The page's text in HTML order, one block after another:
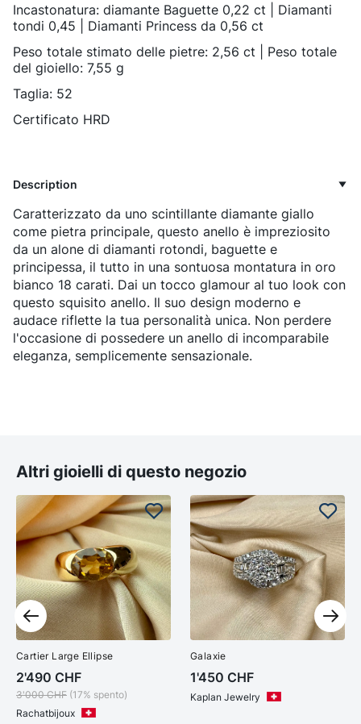
Description
Caratterizzato da uno scintillante diamante giallo
come pietra principale, questo anello è impreziosito
da un alone di diamanti rotondi, baguette e
principessa, il tutto in una sontuosa montatura in oro
bianco 18 carati. Dai un tocco glamour al tuo look con
questo squisito anello. Il suo design moderno e
audace riflette la tua personalità unica. Non perdere
l'occasione di possedere un anello di incomparabile
eleganza, semplicemente sensazionale.
Incastonatura: diamante Baguette 0,22 ct | Diamanti
tondi 0,45 | Diamanti Princess da 0,56 ct
Peso totale stimato delle pietre: 2,56 ct | Peso totale
del gioiello: 7,55 g
Taglia: 52
Certificato HRD
Altri gioielli di questo negozio
Cartier Large Ellipse
2'490 CHF
3'000 CHF (17% spento)
Rachatbijoux
Galaxie
1'450 CHF
Kaplan Jewelry